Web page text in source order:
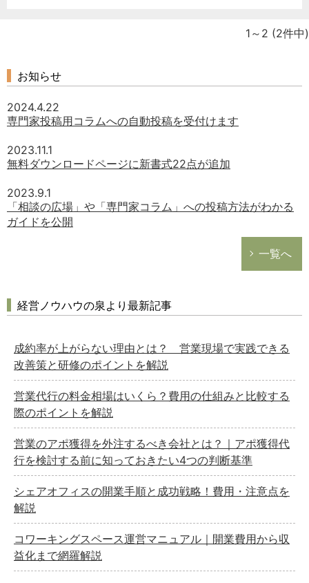
選択してください
労務管理
税務経理
1～2 (2件中)
お知らせ
2024.4.22
専門家投稿用コラムへの自動投稿を受付けます
2023.11.1
無料ダウンロードページに新書式22点が追加
2023.9.1
「相談の広場」や「専門家コラム」への投稿方法がわかる
ガイドを公開
一覧へ
経営ノウハウの泉より最新記事
成約率が上がらない理由とは？ 営業現場で実践できる
改善策と研修のポイントを解説
営業代行の料金相場はいくら？費用の仕組みと比較する
際のポイントを解説
営業のアポ獲得を外注するべき会社とは？｜アポ獲得代
行を検討する前に知っておきたい4つの判断基準
シェアオフィスの開業手順と成功戦略！費用・注意点を
解説
コワーキングスペース運営マニュアル｜開業費用から収
益化まで網羅解説